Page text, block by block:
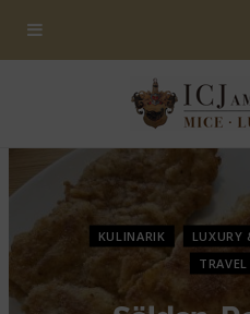
KULINARIK LUXURY